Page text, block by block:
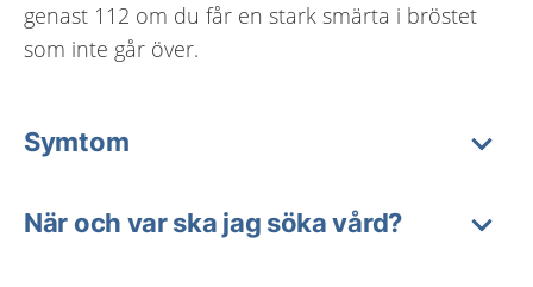
genast 112 om du får en stark smärta i bröstet
som inte går över.
Symtom
När och var ska jag söka vård?